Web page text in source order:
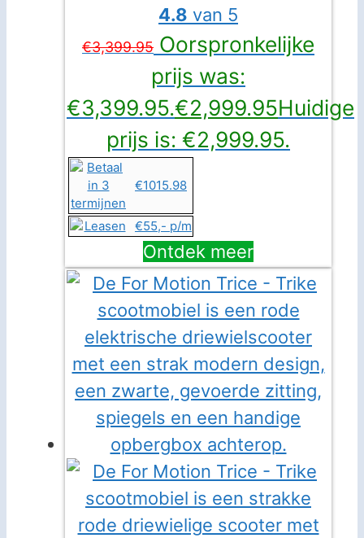
4.8 van 5
€3,399.95 Oorspronkelijke
prijs was:
€3,399.95.€2,999.95Huidige
prijs is: €2,999.95.
€1015.98
€55,- p/m
Ontdek meer